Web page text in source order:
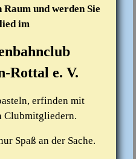
und werden Sie
im
Rottal e. V.
erfinden mit
Clubmitgliedern.
Spaß an der Sache.